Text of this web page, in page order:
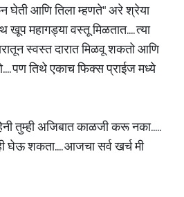
घेती आणि तिला म्हणते" अरे श्रेया
खूप महागड्या वस्तू मिळतात.... त्या
स्वस्त दारात मिळवू शकतो आणि
पण तिथे एकाच फिक्स प्राईज मध्ये
तुम्ही अजिबात काळजी करू नका.....
घेऊ शकता.... आजचा सर्व खर्च मी